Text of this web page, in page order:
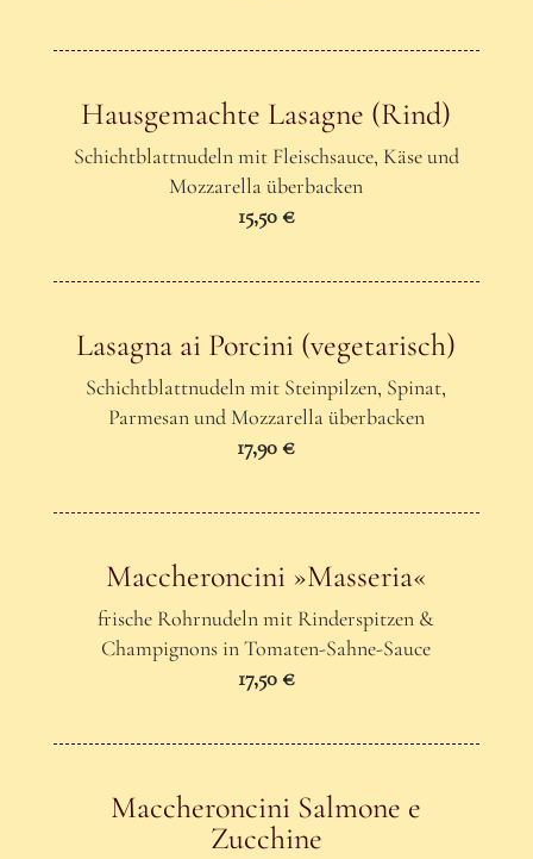
Hausgemachte Lasagne (Rind)
Schichtblattnudeln mit Fleischsauce, Käse und
Mozzarella überbacken
15,50 €
Lasagna ai Porcini (vegetarisch)
Schichtblattnudeln mit Steinpilzen, Spinat,
Parmesan und Mozzarella überbacken
17,90 €
Maccheroncini »Masseria«
frische Rohrnudeln mit Rinderspitzen &
Champignons in Tomaten-Sahne-Sauce
17,50 €
Maccheroncini Salmone e
Zucchine